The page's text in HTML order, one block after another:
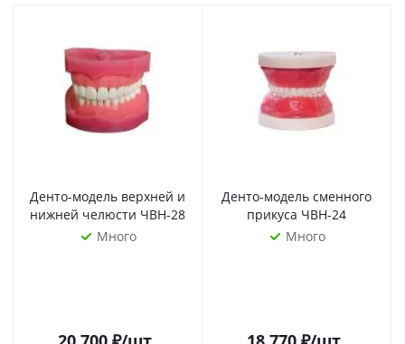
Денто-модель верхней и
нижней челюсти ЧВН-28
Много
Денто-модель сменного
прикуса ЧВН-24
Много